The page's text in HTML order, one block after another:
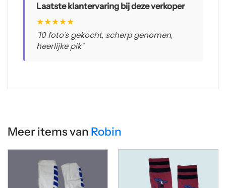
Laatste klantervaring bij deze verkoper
★★★★★
"10 foto's gekocht, scherp genomen,
heerlijke pik"
Meer items van Robin